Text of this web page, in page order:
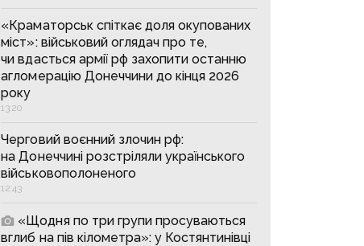
«Краматорськ спіткає доля окупованих
міст»: військовий оглядач про те,
чи вдасться армії рф захопити останню
агломерацію Донеччини до кінця 2026
року
13:20
Черговий воєнний злочин рф:
на Донеччині розстріляли українського
військовополоненого
12:43
«Щодня по три групи просуваються
вглиб на пів кілометра»: у Костянтинівці